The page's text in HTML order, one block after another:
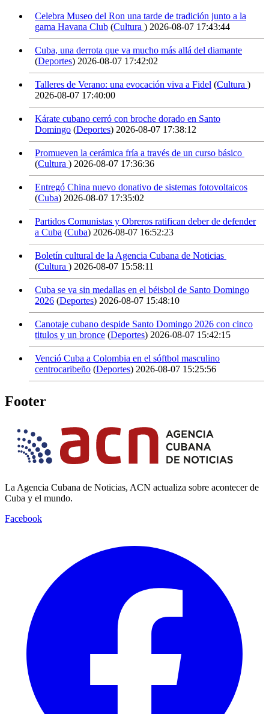
Celebra Museo del Ron una tarde de tradición junto a la
gama Havana Club (Cultura ) 2026-08-07 17:43:44
Cuba, una derrota que va mucho más allá del diamante
(Deportes) 2026-08-07 17:42:02
Talleres de Verano: una evocación viva a Fidel (Cultura )
2026-08-07 17:40:00
Kárate cubano cerró con broche dorado en Santo
Domingo (Deportes) 2026-08-07 17:38:12
Promueven la cerámica fría a través de un curso básico
(Cultura ) 2026-08-07 17:36:36
Entregó China nuevo donativo de sistemas fotovoltaicos
(Cuba) 2026-08-07 17:35:02
Partidos Comunistas y Obreros ratifican deber de defender
a Cuba (Cuba) 2026-08-07 16:52:23
Boletín cultural de la Agencia Cubana de Noticias
(Cultura ) 2026-08-07 15:58:11
Cuba se va sin medallas en el béisbol de Santo Domingo
2026 (Deportes) 2026-08-07 15:48:10
Canotaje cubano despide Santo Domingo 2026 con cinco
titulos y un bronce (Deportes) 2026-08-07 15:42:15
Venció Cuba a Colombia en el sóftbol masculino
centrocaribeño (Deportes) 2026-08-07 15:25:56
Footer
La Agencia Cubana de Noticias, ACN actualiza sobre acontecer de
Cuba y el mundo.
Facebook